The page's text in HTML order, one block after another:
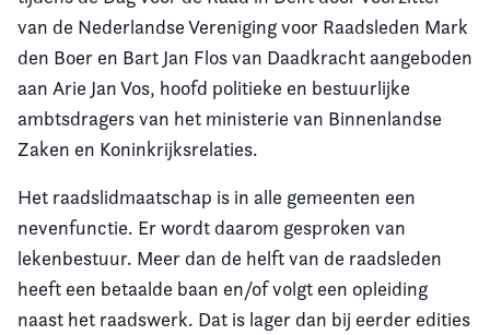
van de Nederlandse Vereniging voor Raadsleden Mark
den Boer en Bart Jan Flos van Daadkracht aangeboden
aan Arie Jan Vos, hoofd politieke en bestuurlijke
ambtsdragers van het ministerie van Binnenlandse
Zaken en Koninkrijksrelaties.
Het raadslidmaatschap is in alle gemeenten een
nevenfunctie. Er wordt daarom gesproken van
lekenbestuur. Meer dan de helft van de raadsleden
heeft een betaalde baan en/of volgt een opleiding
naast het raadswerk. Dat is lager dan bij eerder edities